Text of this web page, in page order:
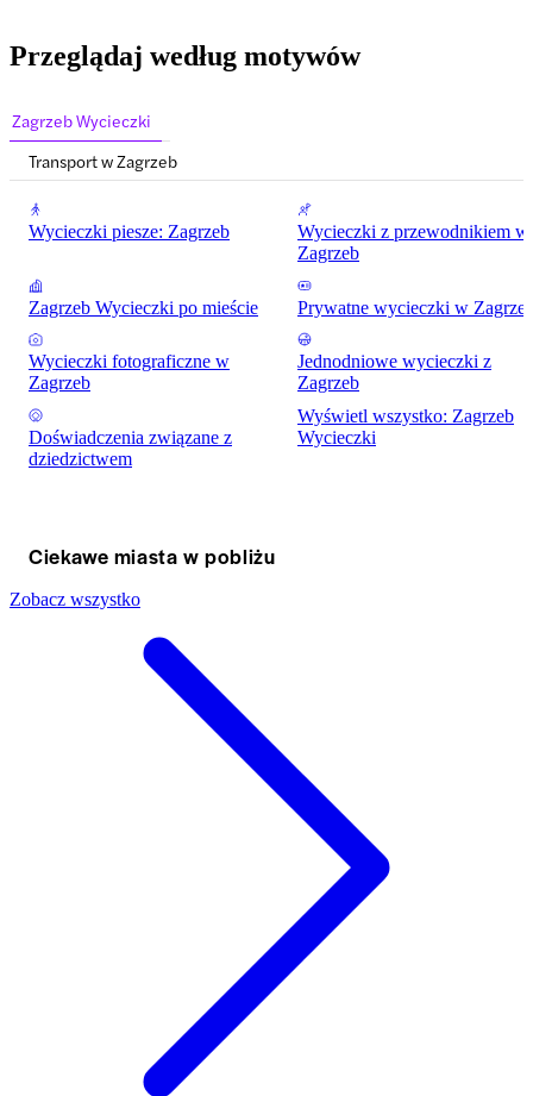
Przeglądaj według motywów
Zagrzeb Wycieczki
Transport w Zagrzeb
Wycieczki piesze: Zagrzeb
Wycieczki z przewodnikiem w
Zagrzeb
Zagrzeb Wycieczki po mieście Prywatne wycieczki w
Wycieczki fotograficzne w
Zagrzeb
Jednodniowe wycieczki z
Zagrzeb
Doświadczenia związane z
dziedzictwem
Wyświetl wszystko: Zagrzeb
Wycieczki
Ciekawe miasta w pobliżu
Zobacz wszystko